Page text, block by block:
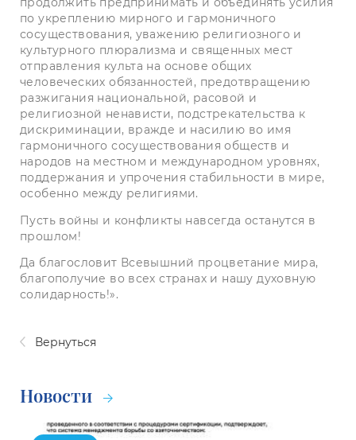
по укреплению мирного и гармоничного
сосуществования, уважению религиозного и
культурного плюрализма и священных мест
отправления культа на основе общих
человеческих обязанностей, предотвращению
разжигания национальной, расовой и
религиозной ненависти, подстрекательства к
дискриминации, вражде и насилию во имя
гармоничного сосуществования обществ и
народов на местном и международном уровнях,
поддержания и упрочения стабильности в мире,
особенно между религиями.
Пусть войны и конфликты навсегда останутся в
прошлом!
Да благословит Всевышний процветание мира,
благополучие во всех странах и нашу духовную
солидарность!».
Вернуться
Новости